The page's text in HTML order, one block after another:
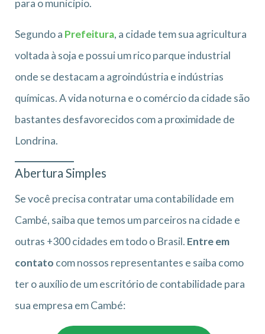
para o município.
Segundo a Prefeitura, a cidade tem sua agricultura
voltada à soja e possui um rico parque industrial
onde se destacam a agroindústria e indústrias
químicas. A vida noturna e o comércio da cidade são
bastantes desfavorecidos com a proximidade de
Londrina.
Abertura Simples
Se você precisa contratar uma contabilidade em
Cambé, saiba que temos um parceiros na cidade e
outras +300 cidades em todo o Brasil. Entre em
contato com nossos representantes e saiba como
ter o auxílio de um escritório de contabilidade para
sua empresa em Cambé: